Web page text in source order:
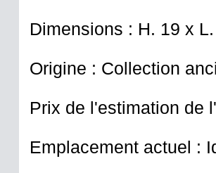
Dimensions : H. 19 x
Origine : Collection
Prix de l'estimation de
Emplacement actuel :